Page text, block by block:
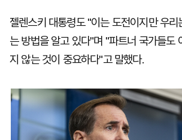
젤렌스키 대통령도 "이는 도전이지만 우
는 방법을 알고 있다"며 "파트너 국가들도
지 않는 것이 중요하다"고 말했다.